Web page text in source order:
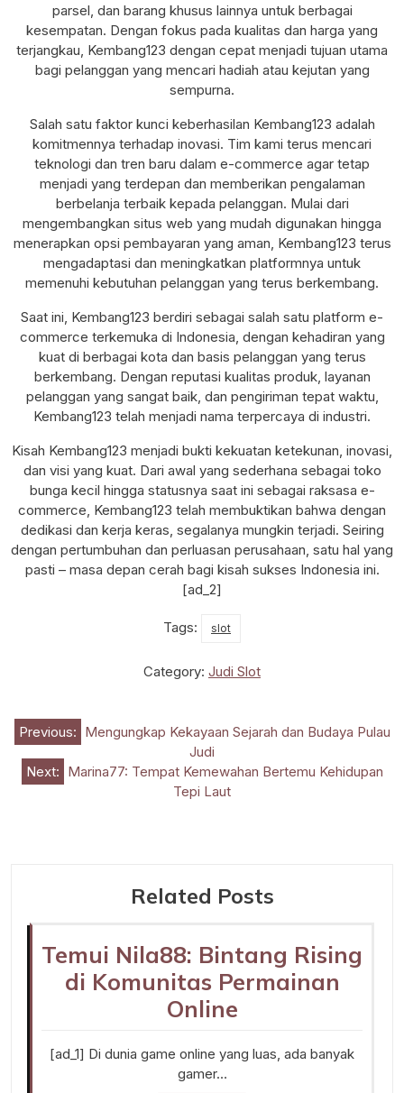
parsel, dan barang khusus lainnya untuk berbagai
kesempatan. Dengan fokus pada kualitas dan harga yang
terjangkau, Kembang123 dengan cepat menjadi tujuan utama
bagi pelanggan yang mencari hadiah atau kejutan yang
sempurna.
Salah satu faktor kunci keberhasilan Kembang123 adalah
komitmennya terhadap inovasi. Tim kami terus mencari
teknologi dan tren baru dalam e-commerce agar tetap
menjadi yang terdepan dan memberikan pengalaman
berbelanja terbaik kepada pelanggan. Mulai dari
mengembangkan situs web yang mudah digunakan hingga
menerapkan opsi pembayaran yang aman, Kembang123 terus
mengadaptasi dan meningkatkan platformnya untuk
memenuhi kebutuhan pelanggan yang terus berkembang.
Saat ini, Kembang123 berdiri sebagai salah satu platform e-
commerce terkemuka di Indonesia, dengan kehadiran yang
kuat di berbagai kota dan basis pelanggan yang terus
berkembang. Dengan reputasi kualitas produk, layanan
pelanggan yang sangat baik, dan pengiriman tepat waktu,
Kembang123 telah menjadi nama terpercaya di industri.
Kisah Kembang123 menjadi bukti kekuatan ketekunan, inovasi,
dan visi yang kuat. Dari awal yang sederhana sebagai toko
bunga kecil hingga statusnya saat ini sebagai raksasa e-
commerce, Kembang123 telah membuktikan bahwa dengan
dedikasi dan kerja keras, segalanya mungkin terjadi. Seiring
dengan pertumbuhan dan perluasan perusahaan, satu hal yang
pasti – masa depan cerah bagi kisah sukses Indonesia ini.
[ad_2]
Tags: slot
Category: Judi Slot
Post
navigation
Previous: Mengungkap Kekayaan Sejarah dan Budaya Pulau
Judi
Next: Marina77: Tempat Kemewahan Bertemu Kehidupan
Tepi Laut
Related Posts
Temui Nila88: Bintang Rising
di Komunitas Permainan
Online
[ad_1] Di dunia game online yang luas, ada banyak
gamer…